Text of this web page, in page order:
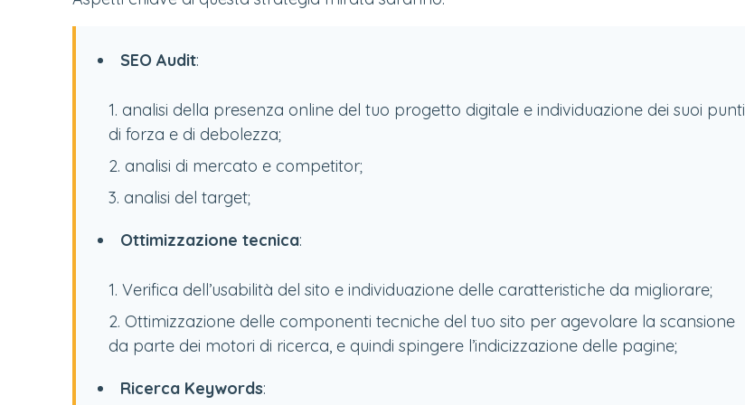
SEO Audit:
analisi della presenza online del tuo progetto digitale e individuazione dei suoi punti
di forza e di debolezza;
analisi di mercato e competitor;
analisi del target;
Ottimizzazione tecnica:
Verifica dell’usabilità del sito e individuazione delle caratteristiche da migliorare;
Ottimizzazione delle componenti tecniche del tuo sito per agevolare la scansione
da parte dei motori di ricerca, e quindi spingere l’indicizzazione delle pagine;
Ricerca Keywords: